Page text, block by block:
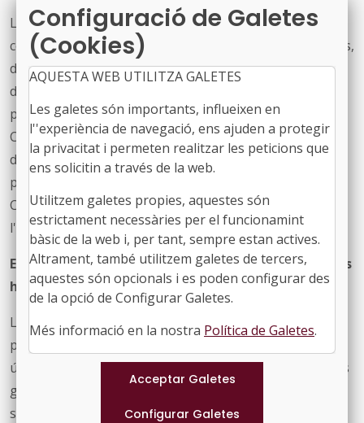
La dotació pressupostària màxima aprovada per a la
concessió d'aquestes subvencions és de 5.000.000 euros,
distribuïts de la manera següent: a) per a l'any 2020, la
dotació és de 4.100.000 euros, amb càrrec a la partida
pressupostària 482.0001 del pressupost del Consell
Català de l'Esport de l'any 2020; b) per a l'any 2021, la
dotació és de 900.000 euros, amb càrrec a la partida
pressupostària 482.0001 del pressupost del Consell
Català de l'Esport de l'any 2021, condicionada a
l'existència efectiva de crèdit.
El termini de presentació de sol·licituds és de 10 dies
hàbils a comptar des del 21 de maig de 2020.
Les sol·licituds i la resta de tràmits associats al
procediment de concessió dels ajuts s'han de presentar
únicament per via telemàtica a través del portal Tràmits
gencat del Departament de la Presidència, utilitzant el
sistema de signatura electrònica, de conformitat amb
Configuració de Galetes
(Cookies)
AQUESTA WEB UTILITZA GALETES
Les galetes són importants, influeixen en
l''experiència de navegació, ens ajuden a protegir
la privacitat i permeten realitzar les peticions que
ens solicitin a través de la web.
Utilitzem galetes propies, aquestes són
estrictament necessàries per el funcionamint
bàsic de la web i, per tant, sempre estan actives.
Altrament, també utilitzem galetes de tercers,
aquestes són opcionals i es poden configurar des
de la opció de Configurar Galetes.
Més informació en la nostra Política de Galetes.